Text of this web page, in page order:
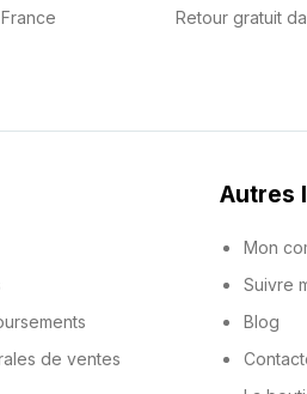
Retour gratuit
de ventes
Autres
Mon
Suivre
Blog